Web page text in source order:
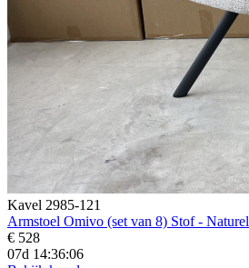
Kavel 2985-121
Armstoel Omivo (set van 8) Stof - Naturel
€ 528
07d 14:36:05